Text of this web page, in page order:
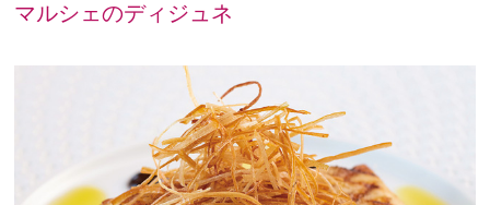
マルシェのディジュネ